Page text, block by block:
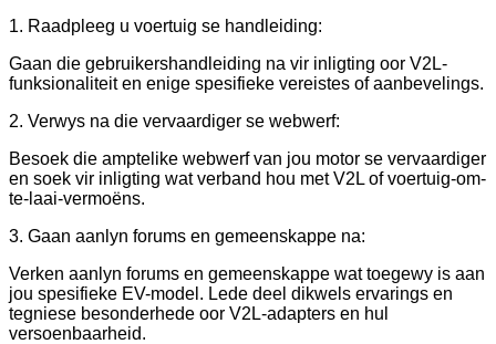
1. Raadpleeg u voertuig se handleiding:
Gaan die gebruikershandleiding na vir inligting oor V2L-
funksionaliteit en enige spesifieke vereistes of aanbevelings.
2. Verwys na die vervaardiger se webwerf:
Besoek die amptelike webwerf van jou motor se vervaardiger
en soek vir inligting wat verband hou met V2L of voertuig-om-
te-laai-vermoëns.
3. Gaan aanlyn forums en gemeenskappe na:
Verken aanlyn forums en gemeenskappe wat toegewy is aan
jou spesifieke EV-model. Lede deel dikwels ervarings en
tegniese besonderhede oor V2L-adapters en hul
versoenbaarheid.